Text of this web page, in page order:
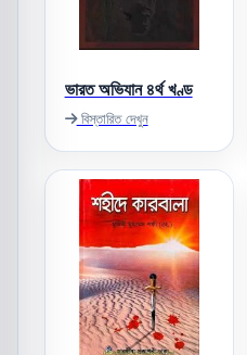
ভারত অভিযান ৪র্থ খণ্ড
বিস্তারিত দেখুন